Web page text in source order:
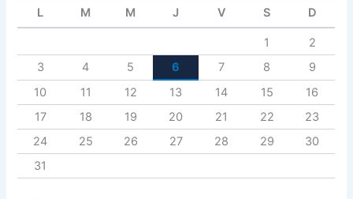
L M M J V S D
1
2
3
4 5 6 7 8
9
10
11 12 13 14 15
16
17
18 19 20 21 22
23
24
25 26 27 28 29
30
31